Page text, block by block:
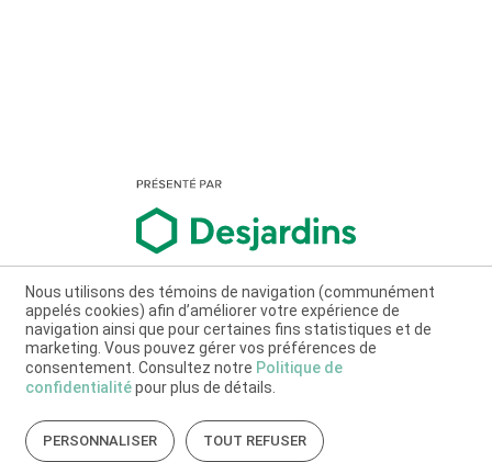
Nous utilisons des témoins de navigation (communément
appelés cookies) afin d’améliorer votre expérience de
navigation ainsi que pour certaines fins statistiques et de
marketing. Vous pouvez gérer vos préférences de
consentement. Consultez notre Politique de
confidentialitépour plus de détails.
PERSONNALISER TOUT REFUSER